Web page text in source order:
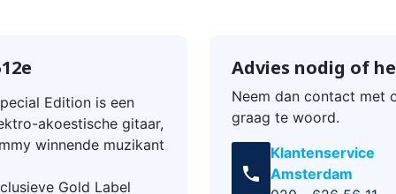
Edition is een
akoestische gitaar,
winnende muzikant
Gold Label
Advies nodig of
Neem dan contact met
graag te woord.
call
Klantenservice
Amsterdam